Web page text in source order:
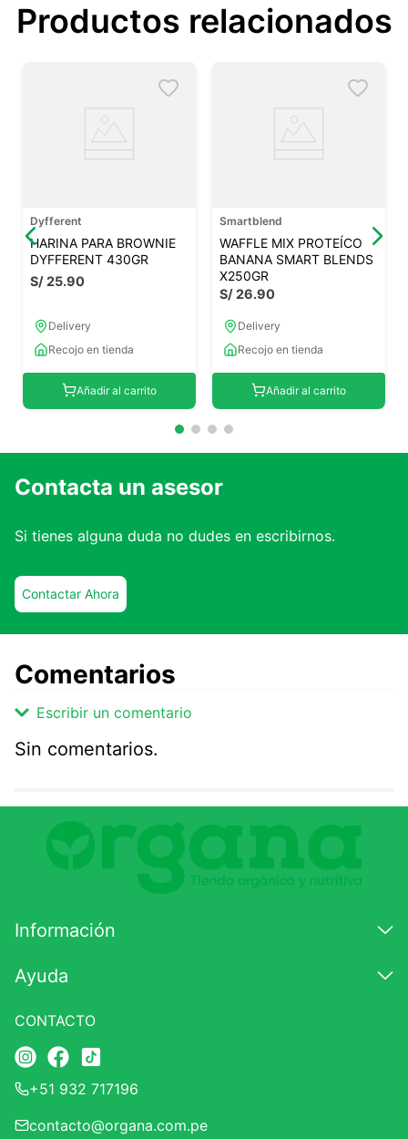
Productos relacionados
Dyfferent
HARINA PARA BROWNIE
DYFFERENT 430GR
S/25.90
Delivery
Recojo en tienda
Añadir al carrito
Smartblend
WAFFLE MIX PROTEÍCO
BANANA SMART BLENDS
X250GR
S/26.90
Delivery
Recojo en tienda
Añadir al carrito
Contacta un asesor
Si tienes alguna duda no dudes en escribirnos.
Contactar Ahora
Comentarios
Escribir un comentario
Comentario
Califique el producto de 1 a 5 estrellas
★★★
Correo electrónico
Sin comentarios.
Información
Ayuda
CONTACTO
+51 932 717196
contacto@organa.com.pe